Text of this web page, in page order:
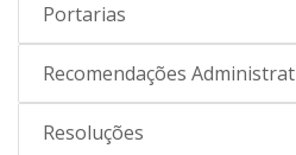
Portarias
Recomendações
Resoluções